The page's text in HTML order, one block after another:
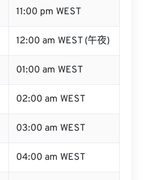
11:00 pm WEST
12:00 am WEST (午夜)
01:00 am WEST
02:00 am WEST
03:00 am WEST
04:00 am WEST